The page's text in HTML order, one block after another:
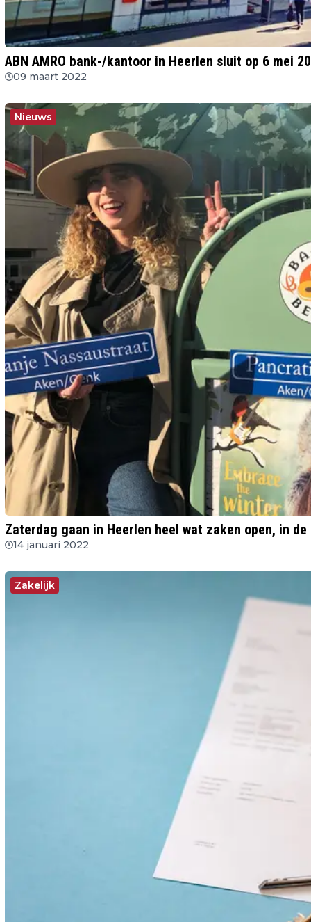
ABN AMRO bank-/kantoor in Heerlen sluit op 6 mei
09 maart 2022
Nieuws
Zaterdag gaan in Heerlen heel wat zaken open, in
14 januari 2022
Zakelijk